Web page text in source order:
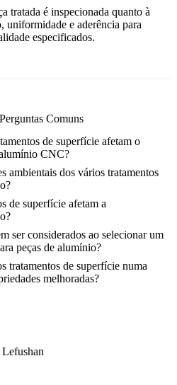
tratada é inspecionada quanto à
uniformidade e aderência para
especificados.
Comuns
de superfície afetam o
CNC?
ambientais dos vários tratamentos
de superfície afetam a
ser considerados ao selecionar um
peças de alumínio?
tratamentos de superfície numa
melhoradas?